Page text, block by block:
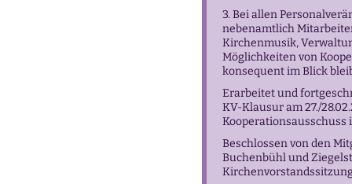
3. Bei allen
nebenamtlich
Kirchenmusik,
Möglichkeiten von
konsequent im Blick
Erarbeitet und
KV-Klausur am 27./
Kooperationsausschuss
Beschlossen von den
Buchenbühl und